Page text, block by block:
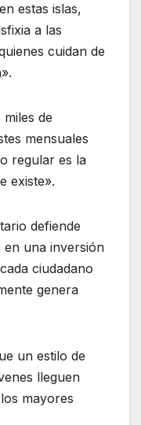
estas islas,
a las
cuidan de
de
mensuales
regular es la
existe».
defiende
una inversión
ciudadano
genera
un estilo de
lleguen
mayores